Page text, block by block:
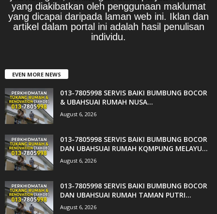
yang diakibatkan oleh penggunaan maklumat
yang dicapai daripada laman web ini. Iklan dan
artikel dalam portal ini adalah hasil penulisan
individu.
EVEN MORE NEWS
013-7805998 SERVIS BAIKI BUMBUNG BOCOR
& UBAHSUAI RUMAH NUSA...
August 6, 2026
013-7805998 SERVIS BAIKI BUMBUNG BOCOR
DAN UBAHSUAI RUMAH KQMPUNG MELAYU...
August 6, 2026
013-7805998 SERVIS BAIKI BUMBUNG BOCOR
DAN UBAHSUAI RUMAH TAMAN PUTRI...
August 6, 2026